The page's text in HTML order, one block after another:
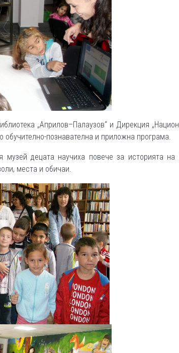
„Априлов–Палаузов“ и Дирекция
познавателна и приложна програма.
децата научиха повече за историята на
места и обичаи.